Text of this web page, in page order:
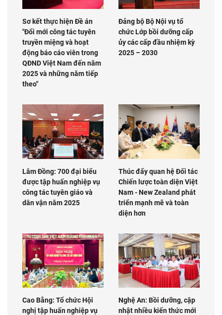
Sơ kết thực hiện Đề án
"Đổi mới công tác tuyên
truyền miệng và hoạt
động báo cáo viên trong
QĐND Việt Nam đến năm
2025 và những năm tiếp
theo"
Đảng bộ Bộ Nội vụ tổ
chức Lớp bồi dưỡng cấp
ủy các cấp đầu nhiệm kỳ
2025 – 2030
Lâm Đồng: 700 đại biểu
được tập huấn nghiệp vụ
công tác tuyên giáo và
dân vận năm 2025
Thúc đẩy quan hệ Đối tác
Chiến lược toàn diện Việt
Nam - New Zealand phát
triển mạnh mẽ và toàn
diện hơn
Cao Bằng: Tổ chức Hội
nghị tập huấn nghiệp vụ
Nghệ An: Bồi dưỡng, cập
nhật nhiều kiến thức mới